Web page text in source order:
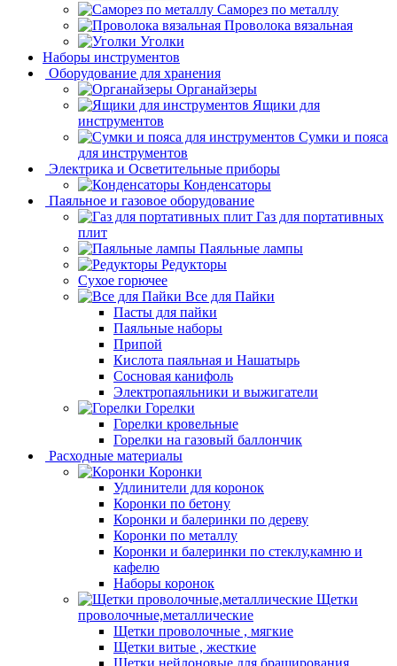
Саморез по металлу
Проволока вязальная
Уголки
Наборы инструментов
Оборудование для хранения
Органайзеры
Ящики для
инструментов
Сумки и пояса
для инструментов
Электрика и Осветительные приборы
Конденсаторы
Паяльное и газовое оборудование
Газ для портативных
плит
Паяльные лампы
Редукторы
Сухое горючее
Все для Пайки
Пасты для пайки
Паяльные наборы
Припой
Кислота паяльная и Нашатырь
Сосновая канифоль
Электропаяльники и выжигатели
Горелки
Горелки кровельные
Горелки на газовый баллончик
Расходные материалы
Коронки
Удлинители для коронок
Коронки по бетону
Коронки и балеринки по дереву
Коронки по металлу
Коронки и балеринки по стеклу,камню и
кафелю
Наборы коронок
Щетки
проволочные,металлические
Щетки проволочные , мягкие
Щетки витые , жесткие
Щетки нейлоновые для браширования